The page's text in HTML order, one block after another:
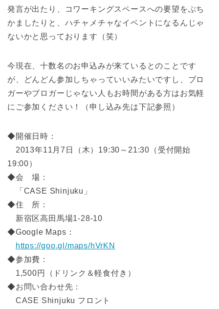
発言が出たり、コワーキングスペースへの要望をぶち
かましたりと、ハチャメチャなイベントになるんじゃ
ないかと思っております（笑）
今現在、十数名のお申込みが来ているとのことです
が、どんどん参加しちゃっていいみたいですし、ブロ
ガーやブロガーじゃない人もお時間がある方はお気軽
にご参加ください！（申し込み先は下記参照）
◆開催日時：
2013年11月7日（木）19:30～21:30（受付開始
19:00）
◆会 場：
「CASE Shinjuku」
◆住 所：
新宿区高田馬場1-28-10
◆Google Maps：
https://goo.gl/maps/hVrKN
◆参加費：
1,500円（ドリンク＆軽食付き）
◆お問い合わせ先：
CASE Shinjuku フロント